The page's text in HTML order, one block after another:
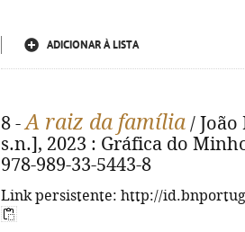
ADICIONAR À LISTA
8 -A raiz da família / João
s.n.], 2023 : Gráfica do
978-989-33-5443-8
Link persistente: http://